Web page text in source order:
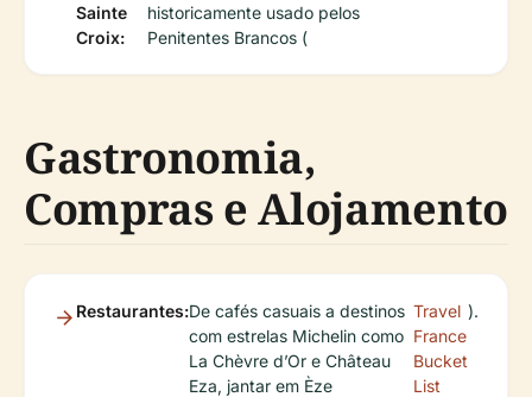
Sainte
Croix:
historicamente usado pelos
Penitentes Brancos (
Gastronomia,
Compras e Alojamento
Restaurantes:De cafés casuais a destinos
com estrelas Michelin como
La Chèvre d’Or e Château
Eza, jantar em Èze
Travel
France
Bucket
List
).